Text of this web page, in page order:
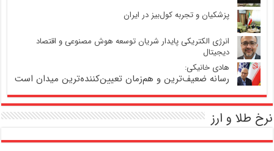
پزشکیان و تجربه کول‌بیز در ایران
انرژی الکتریکی پایدار شریان توسعه هوش مصنوعی و اقتصاد
دیجیتال
هادی خانیکی:
رسانه ضعیف‌ترین و هم‌زمان تعیین‌کننده‌ترین میدان است
نرخ طلا و ارز